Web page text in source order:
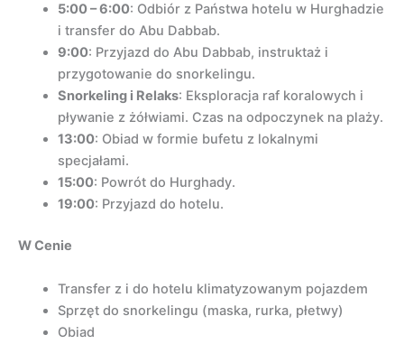
5:00 – 6:00: Odbiór z Państwa hotelu w Hurghadzie
i transfer do Abu Dabbab.
9:00: Przyjazd do Abu Dabbab, instruktaż i
przygotowanie do snorkelingu.
Snorkeling i Relaks: Eksploracja raf koralowych i
pływanie z żółwiami. Czas na odpoczynek na plaży.
13:00: Obiad w formie bufetu z lokalnymi
specjałami.
15:00: Powrót do Hurghady.
19:00: Przyjazd do hotelu.
W Cenie
Transfer z i do hotelu klimatyzowanym pojazdem
Sprzęt do snorkelingu (maska, rurka, płetwy)
Obiad